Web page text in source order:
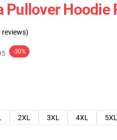
Pullover Hoodie
reviews)
-20%
2XL 3XL 4XL
5XL